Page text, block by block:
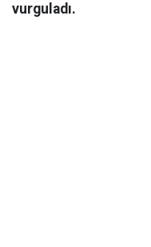
vurguladı.